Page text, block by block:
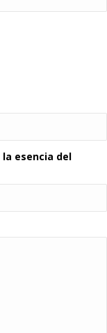
esencia del